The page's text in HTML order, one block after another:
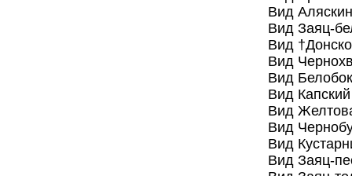
Вид
Вид Заяц-
Вид †Донской
Вид
Вид Белобокий
Вид Капский
Вид
Вид
Вид
Вид Заяц-